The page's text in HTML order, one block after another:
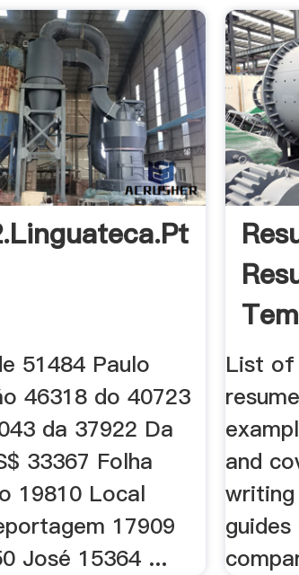
51484 Paulo
46318 do 40723
da 37922 Da
33367 Folha
19810 Local
17909
José 15364 ...
List of
and